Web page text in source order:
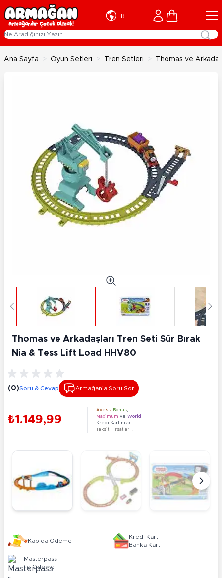
İçeriğe geç
TR Cart
Ana Sayfa > Oyun Setleri > Tren Setleri > Thomas ve
Thomas ve Arkadaşları Tren Seti Sür Bırak
Nia & Tess Lift Load HHV80
(0)Soru & Cevap Armağan’a Soru Sor
₺1.149,99
Axess Bonus
Maximum ve World
Kredi Kartınıza
Taksit Fırsatları !
Kapıda Ödeme
Kredi Kartı
Banka Kartı
Masterpass
ile Ödeme